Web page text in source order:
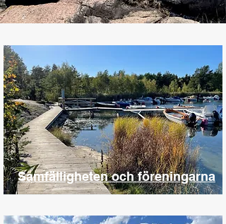
Samfälligheten och föreningarna